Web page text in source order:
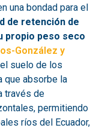
una bondad para el
de retención de
propio peso seco
González y
suelo de los
que absorbe la
través de
permitiendo
ríos del Ecuador,